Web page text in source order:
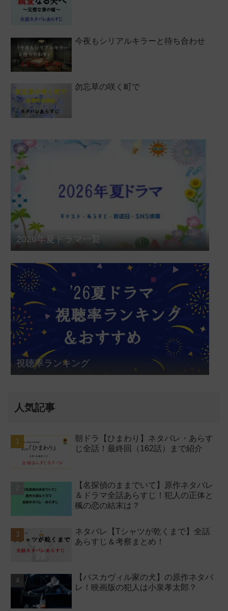
今夜もシリアルキラーと待ち合わせ
勿忘草の咲く町で
2026年夏ドラマ一覧
視聴率ランキング
人気記事
朝ドラ【ひまわり】ネタバレ・あらす
じ全話！最終回（162話）まで紹介
【名探偵のままでいて】原作ネタバレ
＆ドラマ全話あらすじ！犯人の正体と
楓の恋の結末は？
ネタバレ【Tシャツが乾くまで】全話
あらすじ＆考察まとめ！
【バスカヴィル家の犬】の原作ネタバ
レ！映画版の犯人は小泉孝太郎？